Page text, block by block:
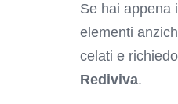
Se hai appena
elementi
celati e
Rediviva.